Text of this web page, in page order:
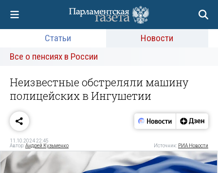
Статьи
Новости
Все о пенсиях в России
Неизвестные обстреляли машину
полицейских в Ингушетии
11.10.2024 22:45
Автор:Андрей Кузьменко Источник: РИА Новости